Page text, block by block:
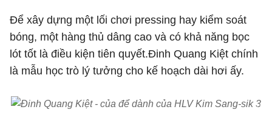
Để xây dựng một lối chơi pressing hay kiểm soát
bóng, một hàng thủ dâng cao và có khả năng bọc
lót tốt là điều kiện tiên quyết.Đinh Quang Kiệt chính
là mẫu học trò lý tưởng cho kế hoạch dài hơi ấy.